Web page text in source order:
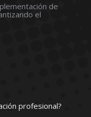
de
el
profesional?